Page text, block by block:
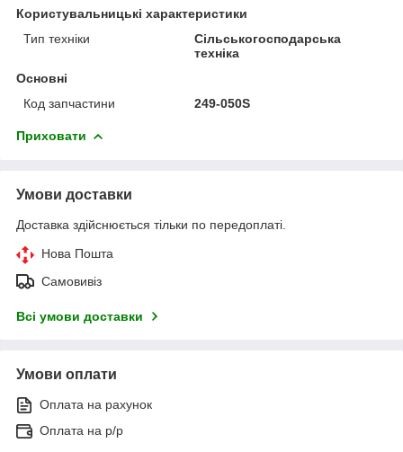
Користувальницькі характеристики
Тип техніки
Сільськогосподарська
техніка
Основні
Код запчастини
249-050S
Приховати
Умови доставки
Доставка здійснюється тільки по передоплаті.
Нова Пошта
Самовивіз
Всі умови доставки
Умови оплати
Оплата на рахунок
Оплата на р/р